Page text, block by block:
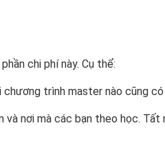
chi phí này. Cụ thể:
trình master nào cũng
nơi mà các bạn theo học.